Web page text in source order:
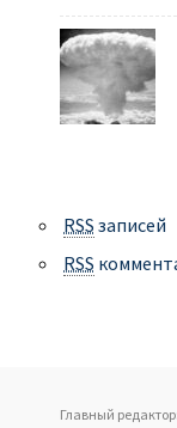
RSS записей
RSS
Главный